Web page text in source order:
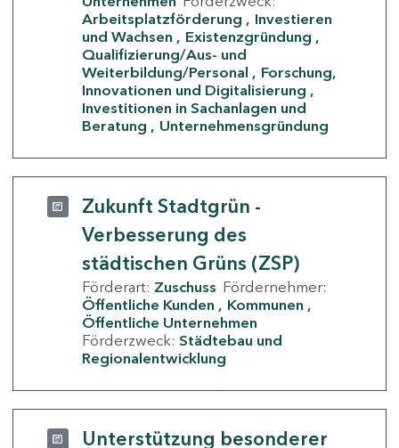
Arbeitsplatzförderung
Investieren
und Wachsen
Existenzgründung
Qualifizierung/Aus- und
Weiterbildung/Personal
Forschung,
Innovationen und Digitalisierung
Investitionen in Sachanlagen und
Beratung
Unternehmensgründung
Zukunft Stadtgrün -
Verbesserung des
städtischen Grüns (ZSP)
Förderart: Zuschuss Fördernehmer:
Öffentliche Kunden
Kommunen
Öffentliche Unternehmen
Förderzweck: Städtebau und
Regionalentwicklung
Unterstützung besonderer